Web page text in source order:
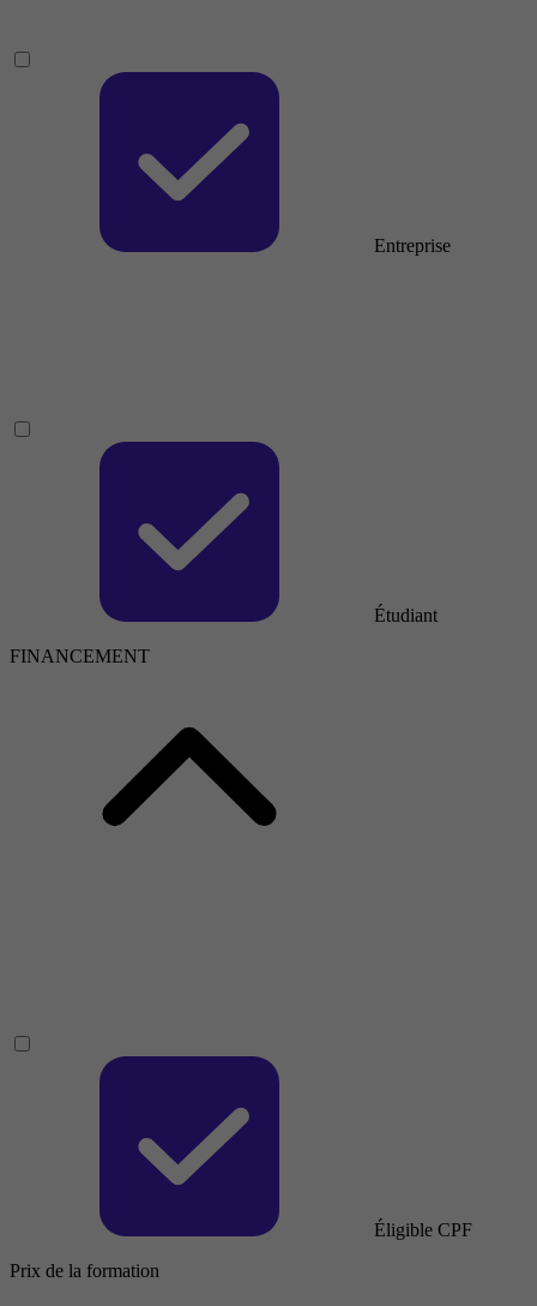
Entreprise
Étudiant
FINANCEMENT
Éligible CPF
Prix de la formation